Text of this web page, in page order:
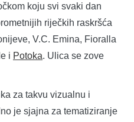
koju svi svaki dan
riječkih raskršća
V.C. Emina, Fioralla
i Potoka. Ulica se zove
za takvu vizualnu i
je sjajna za tematiziranje